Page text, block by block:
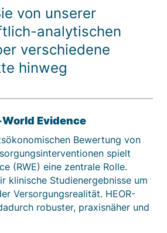
von unserer
analytischen
verschiedene
hinweg
World Evidence
Bewertung von
spielt
(RWE) eine zentrale Rolle.
klinische Studienergebnisse um
Versorgungsrealität. HEOR-
robuster, praxisnäher und
Identifizierung
Nutzerverhalten mit